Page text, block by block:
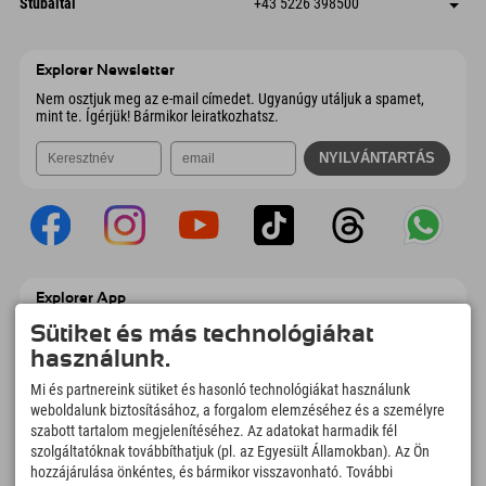
Explorer Newsletter
Nem osztjuk meg az e-mail címedet. Ugyanúgy utáljuk a spamet,
mint te. Ígérjük! Bármikor leiratkozhatsz.
Explorer App
Töltsd fel #ExplorerPillanataidat, az Úticélom
című videódat foglalási áttekintéssel,
bakancslistával, étterem áttekintéssel és
Felfedezős pillanatok ideje
166 4.634km
Sütiket és más technológiákat
használunk.
Mi és partnereink sütiket és hasonló technológiákat használunk
weboldalunk biztosításához, a forgalom elemzéséhez és a személyre
szabott tartalom megjelenítéséhez. Az adatokat harmadik fél
szolgáltatóknak továbbíthatjuk (pl. az Egyesült Államokban). Az Ön
hozzájárulása önkéntes, és bármikor visszavonható. További